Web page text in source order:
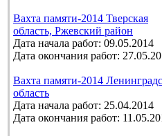
Вахта памяти-2014 Тверская
область, Ржевский район
Дата начала работ: 09.05.2014
Дата окончания работ:
Вахта памяти-2014
область
Дата начала работ: 25.04.2014
Дата окончания работ: